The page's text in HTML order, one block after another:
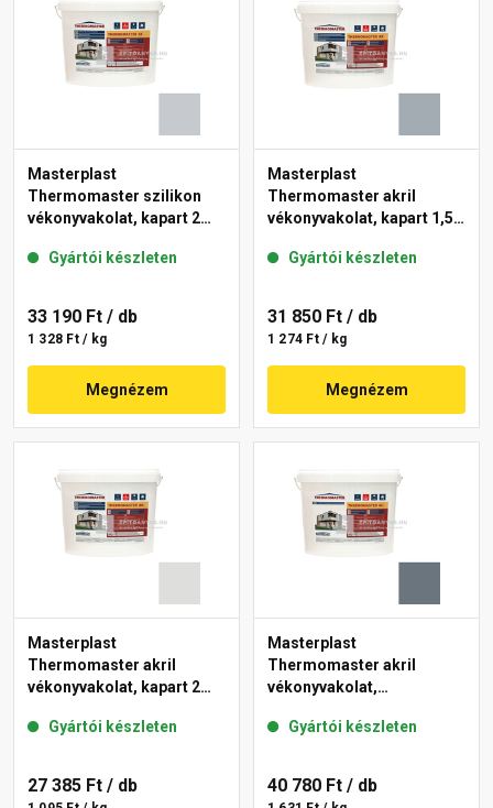
Masterplast
Thermomaster szilikon
vékonyvakolat, kapart 2
Gyártói készleten
33 190 Ft / db
1 328 Ft / kg
Megnézem
Masterplast
Thermomaster akril
vékonyvakolat, kapart 1,5
Gyártói készleten
31 850 Ft / db
1 274 Ft / kg
Megnézem
Masterplast
Thermomaster akril
vékonyvakolat, kapart 2
Gyártói készleten
27 385 Ft / db
Masterplast
Thermomaster akril
vékonyvakolat,
50-C 25 kg
Gyártói készleten
40 780 Ft / db